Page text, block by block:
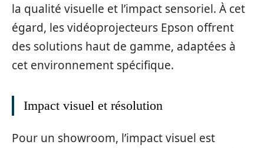
la qualité visuelle et l’impact sensoriel. À cet
égard, les vidéoprojecteurs Epson offrent
des solutions haut de gamme, adaptées à
cet environnement spécifique.
Impact visuel et résolution
Pour un showroom, l’impact visuel est